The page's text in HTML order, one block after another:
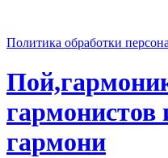
Политика обработки
гармонистов
гармони